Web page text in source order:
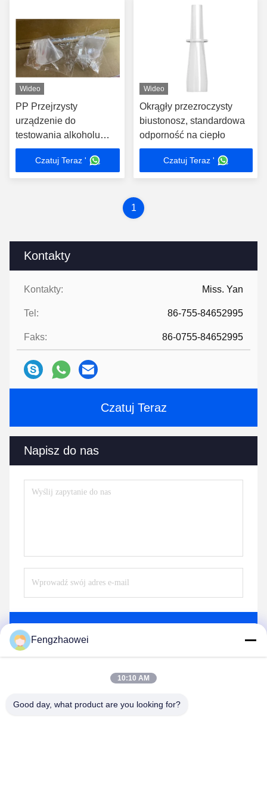
Kontakty
Kontakty: Miss. Yan
Tel: 86-755-84652995
Faks: 86-0755-84652995
Czatuj Teraz
Napisz do nas
Wideo
PP Przejrzysty
urządzenie do
testowania alkoholu
ustnik Okrągły kształt
Wysoka odporność na
zapachy
Czatuj Teraz '
Wideo
Okrągły przezroczysty
biustonosz, standardowa
odporność na ciepło
Czatuj Teraz '
1
Fengzhaowei
10:10 AM
Good day, what product are you looking for?